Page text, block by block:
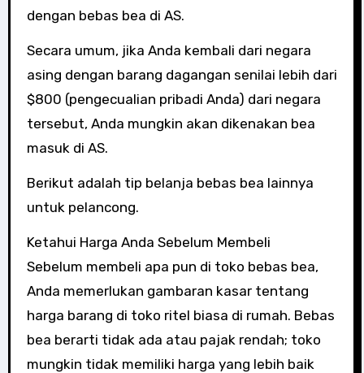
dengan bebas bea di AS.
Secara umum, jika Anda kembali dari negara
asing dengan barang dagangan senilai lebih dari
$800 (pengecualian pribadi Anda) dari negara
tersebut, Anda mungkin akan dikenakan bea
masuk di AS.
Berikut adalah tip belanja bebas bea lainnya
untuk pelancong.
Ketahui Harga Anda Sebelum Membeli
Sebelum membeli apa pun di toko bebas bea,
Anda memerlukan gambaran kasar tentang
harga barang di toko ritel biasa di rumah. Bebas
bea berarti tidak ada atau pajak rendah; toko
mungkin tidak memiliki harga yang lebih baik